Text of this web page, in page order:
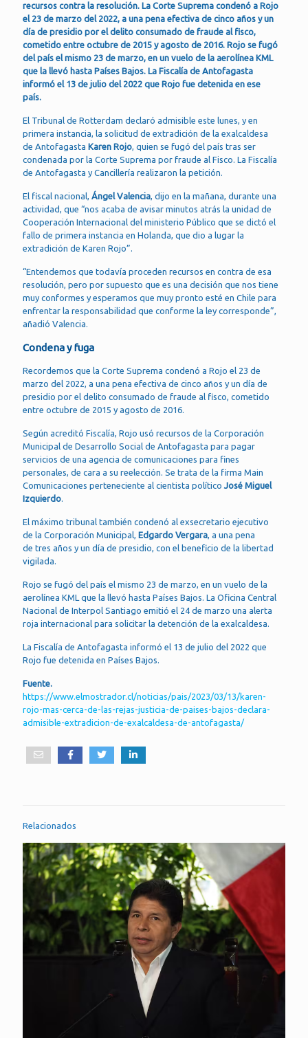
recursos contra la resolución. La Corte Suprema condenó a Rojo
el 23 de marzo del 2022, a una pena efectiva de cinco años y un
día de presidio por el delito consumado de fraude al fisco,
cometido entre octubre de 2015 y agosto de 2016. Rojo se fugó
del país el mismo 23 de marzo, en un vuelo de la aerolínea KML
que la llevó hasta Países Bajos. La Fiscalía de Antofagasta
informó el 13 de julio del 2022 que Rojo fue detenida en ese
país.
El Tribunal de Rotterdam declaró admisible este lunes, y en
primera instancia, la solicitud de extradición de la exalcaldesa
de Antofagasta Karen Rojo, quien se fugó del país tras ser
condenada por la Corte Suprema por fraude al Fisco. La Fiscalía
de Antofagasta y Cancillería realizaron la petición.
El fiscal nacional, Ángel Valencia, dijo en la mañana, durante una
actividad, que “nos acaba de avisar minutos atrás la unidad de
Cooperación Internacional del ministerio Público que se dictó el
fallo de primera instancia en Holanda, que dio a lugar la
extradición de Karen Rojo”.
“Entendemos que todavía proceden recursos en contra de esa
resolución, pero por supuesto que es una decisión que nos tiene
muy conformes y esperamos que muy pronto esté en Chile para
enfrentar la responsabilidad que conforme la ley corresponde”,
añadió Valencia.
Condena y fuga
Recordemos que la Corte Suprema condenó a Rojo el 23 de
marzo del 2022, a una pena efectiva de cinco años y un día de
presidio por el delito consumado de fraude al fisco, cometido
entre octubre de 2015 y agosto de 2016.
Según acreditó Fiscalía, Rojo usó recursos de la Corporación
Municipal de Desarrollo Social de Antofagasta para pagar
servicios de una agencia de comunicaciones para fines
personales, de cara a su reelección. Se trata de la firma Main
Comunicaciones perteneciente al cientista político José Miguel
Izquierdo.
El máximo tribunal también condenó al exsecretario ejecutivo
de la Corporación Municipal, Edgardo Vergara, a una pena
de tres años y un día de presidio, con el beneficio de la libertad
vigilada.
Rojo se fugó del país el mismo 23 de marzo, en un vuelo de la
aerolínea KML que la llevó hasta Países Bajos. La Oficina Central
Nacional de Interpol Santiago emitió el 24 de marzo una alerta
roja internacional para solicitar la detención de la exalcaldesa.
La Fiscalía de Antofagasta informó el 13 de julio del 2022 que
Rojo fue detenida en Países Bajos.
Fuente.
https://www.elmostrador.cl/noticias/pais/2023/03/13/karen-
rojo-mas-cerca-de-las-rejas-justicia-de-paises-bajos-declara-
admisible-extradicion-de-exalcaldesa-de-antofagasta/
Relacionados